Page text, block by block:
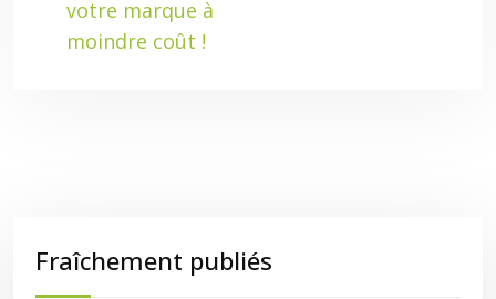
votre marque à
moindre coût !
Fraîchement publiés